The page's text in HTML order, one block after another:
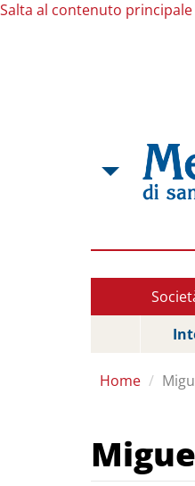
Salta al contenuto principale
Home